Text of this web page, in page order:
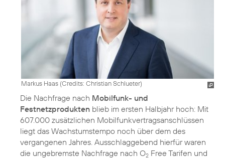
Markus Haas (Credits: Christian Schlueter)
Die Nachfrage nach Mobilfunk- und
Festnetzprodukten blieb im ersten Halbjahr hoch: Mit
607.000 zusätzlichen Mobilfunkvertragsanschlüssen
liegt das Wachstumstempo noch über dem des
vergangenen Jahres. Ausschlaggebend hierfür waren
die ungebremste Nachfrage nach O2 Free Tarifen und